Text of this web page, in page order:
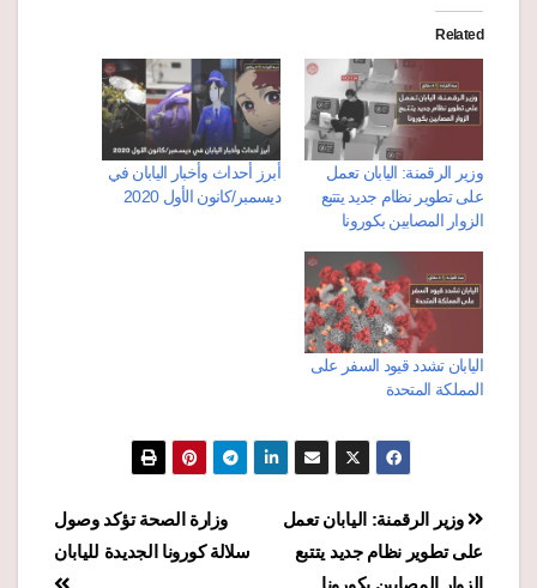
Related
وزير الرقمنة: اليابان تعمل
على تطوير نظام جديد يتتبع
الزوار المصابين بكورونا
أبرز أحداث وأخبار اليابان في
ديسمبر/كانون الأول 2020
اليابان تشدد قيود السفر على
المملكة المتحدة
تصفّح
المقالات
وزارة الصحة تؤكد وصول
سلالة كورونا الجديدة لليابان
وزير الرقمنة: اليابان تعمل
على تطوير نظام جديد يتتبع
الزوار المصابين بكورونا